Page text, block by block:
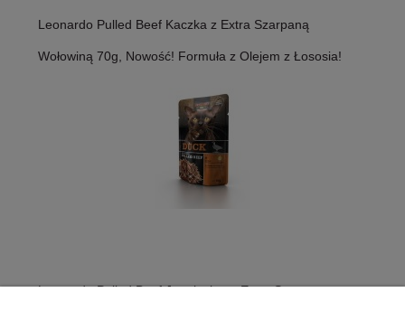
Leonardo Pulled Beef Kaczka z Extra Szarpaną
Wołowiną 70g, Nowość! Formuła z Olejem z Łososia!
Leonardo Pulled Beef Jagnięcina z Extra Szarpaną